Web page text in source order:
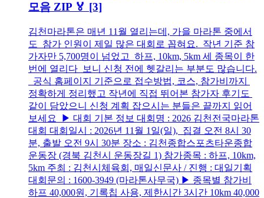
모음 ZIP 🏅 [3]
김천마라톤은 매년 11월 열리는데, 가을 마라톤 중에서
도 참가 인원이 제일 많은 대회로 꼽혀요. 작년 기준 참
가자만 5,700명이 넘었고 하프, 10km, 5km 세 종목이 한
번에 열리다 보니 신청 전에 헷갈리는 부분도 많습니다.
공식 홈페이지 기준으로 접수방법, 코스, 참가비까지
정확하게 정리했고 작년에 직접 뛰어본 참가자 후기도
같이 담았으니 신청 계획 잡으시는 분들은 끝까지 읽어
보세요 ▶ 대회 기본 정보 대회명 : 2026 김천전국마라톤
대회 대회일시 : 2026년 11월 1일(일), 집결 오전 8시 30
분, 출발 오전 9시 30분 장소 : 김천종합스포츠타운종합
운동장 (경북 김천시 운동장길 1) 참가종목 : 하프, 10km,
5km 주최 : 김천시체육회, 매일신문사 / 진행 : 대일기획
대회문의 : 1600-3949 (마라톤사무국) ▶ 종목별 참가비
하프 40,000원, 기록칩 사용, 제한시간 3시간 10km 40,000